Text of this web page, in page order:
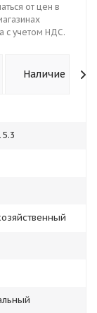
от цен в
с учетом НДС.
Наличие